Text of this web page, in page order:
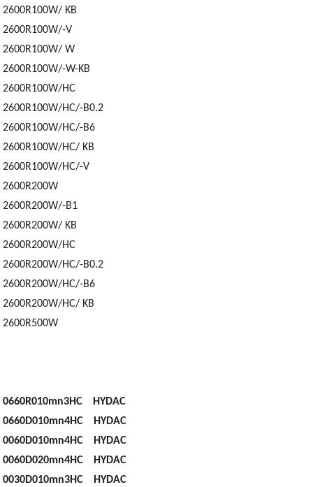
2600R100W/ KB
2600R100W/-V
2600R100W/ W
2600R100W/-W-KB
2600R100W/HC
2600R100W/HC/-B0.2
2600R100W/HC/-B6
2600R100W/HC/ KB
2600R100W/HC/-V
2600R200W
2600R200W/-B1
2600R200W/ KB
2600R200W/HC
2600R200W/HC/-B0.2
2600R200W/HC/-B6
2600R200W/HC/ KB
2600R500W
0660R010mn3HC HYDAC
0660D010mn4HC HYDAC
0060D010mn4HC HYDAC
0060D020mn4HC HYDAC
0030D010mn3HC HYDAC